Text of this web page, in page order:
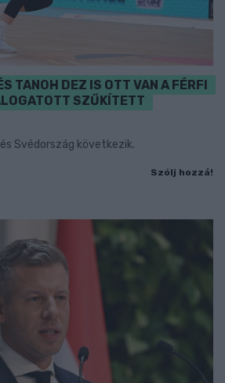
TANOH DEZ IS OTT VAN A FÉRFI
SZŰKÍTETT
Svédország következik.
Szólj hozzá!